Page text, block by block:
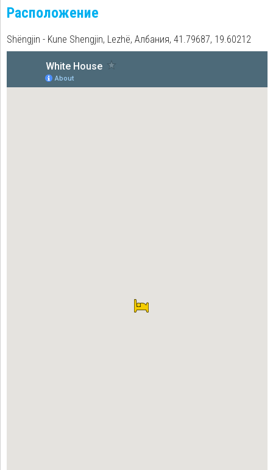
Расположение
Shëngjin - Kune Shengjin, Lezhë, Албания, 41.79687, 19.60212